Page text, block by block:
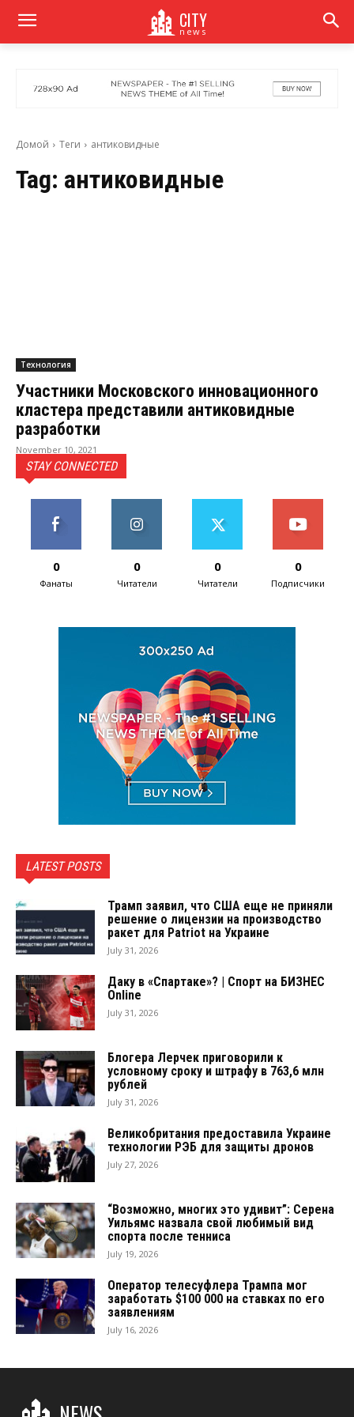
CITY
news
Домой Теги антиковидные
Tag: антиковидные
Технология
Участники Московского инновационного
кластера представили антиковидные
разработки
November 10, 2021
STAY CONNECTED
0
Фанаты
0
Читатели
0
Читатели
0
Подписчики
LATEST POSTS
Трамп заявил, что США еще не приняли
решение о лицензии на производство
ракет для Patriot на Украине
July 31, 2026
Даку в «Спартаке»? | Спорт на БИЗНЕС
Online
July 31, 2026
Блогера Лерчек приговорили к
условному сроку и штрафу в 763,6 млн
рублей
July 31, 2026
Великобритания предоставила Украине
технологии РЭБ для защиты дронов
July 27, 2026
“Возможно, многих это удивит”: Серена
Уильямс назвала свой любимый вид
спорта после тенниса
July 19, 2026
Оператор телесуфлера Трампа мог
заработать $100 000 на ставках по его
заявлениям
July 16, 2026